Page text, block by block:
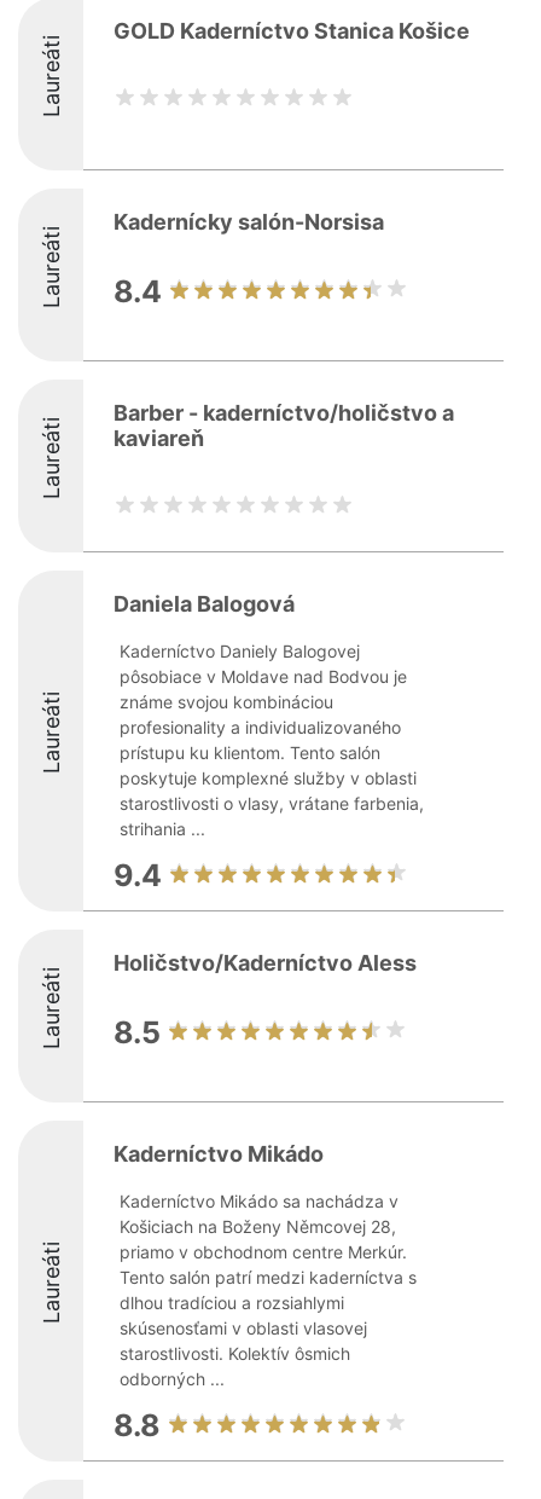
Laureáti
GOLD Kaderníctvo Stanica Košice
Laureáti
Kadernícky salón-Norsisa
8.4
Laureáti
Barber - kaderníctvo/holičstvo a
kaviareň
Laureáti
Daniela Balogová
Kaderníctvo Daniely Balogovej
pôsobiace v Moldave nad Bodvou je
známe svojou kombináciou
profesionality a individualizovaného
prístupu ku klientom. Tento salón
poskytuje komplexné služby v oblasti
starostlivosti o vlasy, vrátane farbenia,
strihania ...
9.4
Laureáti
Holičstvo/Kaderníctvo Aless
8.5
Laureáti
Kaderníctvo Mikádo
Kaderníctvo Mikádo sa nachádza v
Košiciach na Boženy Němcovej 28,
priamo v obchodnom centre Merkúr.
Tento salón patrí medzi kaderníctva s
dlhou tradíciou a rozsiahlymi
skúsenosťami v oblasti vlasovej
starostlivosti. Kolektív ôsmich
odborných ...
8.8